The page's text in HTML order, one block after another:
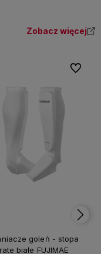
Zobacz więcej
goleń - stopa
białe FUJIMAE
Do